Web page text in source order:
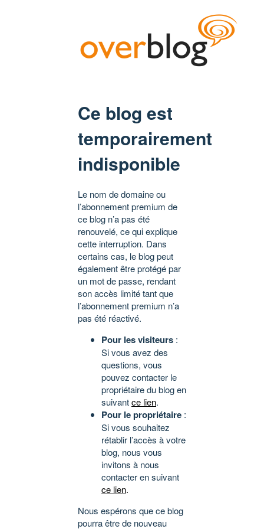
Ce blog est
temporairement
indisponible
Le nom de domaine ou
l’abonnement premium de
ce blog n’a pas été
renouvelé, ce qui explique
cette interruption. Dans
certains cas, le blog peut
également être protégé par
un mot de passe, rendant
son accès limité tant que
l’abonnement premium n’a
pas été réactivé.
Pour les visiteurs :
Si vous avez des
questions, vous
pouvez contacter le
propriétaire du blog en
suivantce lien.
Pour le propriétaire :
Si vous souhaitez
rétablir l’accès à votre
blog, nous vous
invitons à nous
contacter en suivant
ce lien.
Nous espérons que ce blog
pourra être de nouveau